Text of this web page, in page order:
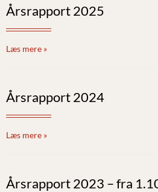
Årsrapport 2025
Læs mere »
Årsrapport 2024
Læs mere »
Årsrapport 2023 – fra